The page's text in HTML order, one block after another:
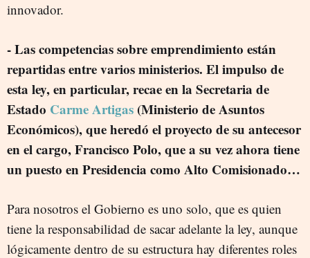
innovador.
- Las competencias sobre emprendimiento están
repartidas entre varios ministerios. El impulso de
esta ley, en particular, recae en la Secretaria de
Estado Carme Artigas (Ministerio de Asuntos
Económicos), que heredó el proyecto de su antecesor
en el cargo, Francisco Polo, que a su vez ahora tiene
un puesto en Presidencia como Alto Comisionado…
Para nosotros el Gobierno es uno solo, que es quien
tiene la responsabilidad de sacar adelante la ley, aunque
lógicamente dentro de su estructura hay diferentes roles